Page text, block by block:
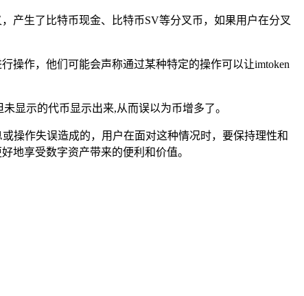
产生了比特币现金、比特币SV等分叉币，如果用户在分叉
操作，他们可能会声称通过某种特定的操作可以让imtoken
显示的代币显示出来,从而误以为币增多了。
操作失误造成的，用户在面对这种情况时，要保持理性和
地享受数字资产带来的便利和价值。